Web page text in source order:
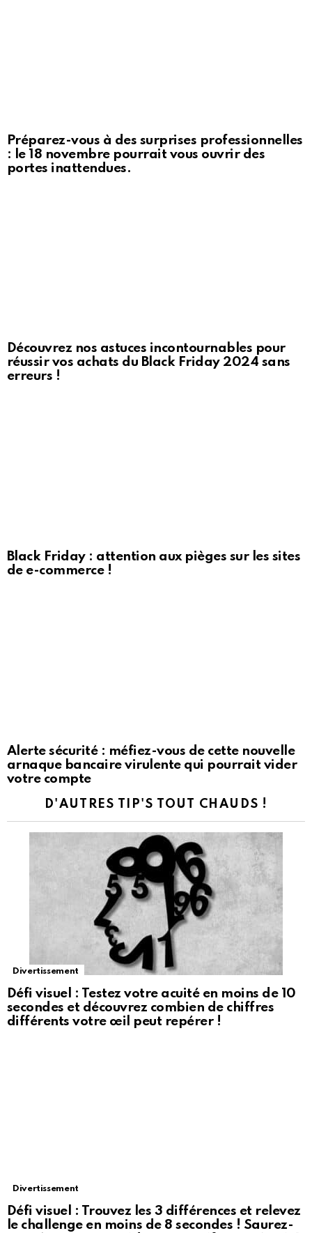
Préparez-vous à des surprises professionnelles
: le 18 novembre pourrait vous ouvrir des
portes inattendues.
Découvrez nos astuces incontournables pour
réussir vos achats du Black Friday 2024 sans
erreurs !
Black Friday : attention aux pièges sur les sites
de e-commerce !
Alerte sécurité : méfiez-vous de cette nouvelle
arnaque bancaire virulente qui pourrait vider
votre compte
D'AUTRES TIP'S TOUT CHAUDS !
Divertissement
Défi visuel : Testez votre acuité en moins de 10
secondes et découvrez combien de chiffres
différents votre œil peut repérer !
Divertissement
Défi visuel : Trouvez les 3 différences et relevez
le challenge en moins de 8 secondes ! Saurez-